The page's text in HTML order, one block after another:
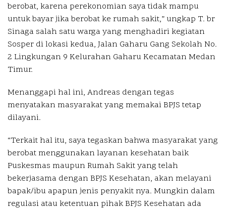
berobat, karena perekonomian saya tidak mampu
untuk bayar jika berobat ke rumah sakit,” ungkap T. br
Sinaga salah satu warga yang menghadiri kegiatan
Sosper di lokasi kedua, Jalan Gaharu Gang Sekolah No.
2 Lingkungan 9 Kelurahan Gaharu Kecamatan Medan
Timur.
Menanggapi hal ini, Andreas dengan tegas
menyatakan masyarakat yang memakai BPJS tetap
dilayani.
“Terkait hal itu, saya tegaskan bahwa masyarakat yang
berobat menggunakan layanan kesehatan baik
Puskesmas maupun Rumah Sakit yang telah
bekerjasama dengan BPJS Kesehatan, akan melayani
bapak/ibu apapun jenis penyakit nya. Mungkin dalam
regulasi atau ketentuan pihak BPJS Kesehatan ada